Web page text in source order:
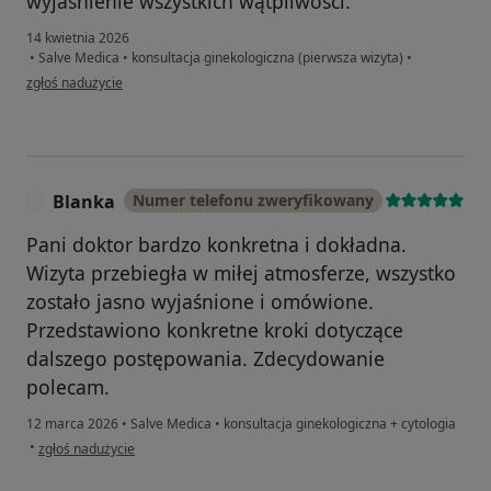
14 kwietnia 2026
• Salve Medica • konsultacja ginekologiczna (pierwsza wizyta) •
w opinii użytkownika Beata
zgłoś nadużycie
Blanka Numer telefonu zweryfikowany
Pani doktor bardzo konkretna i dokładna.
Wizyta przebiegła w miłej atmosferze, wszystko
zostało jasno wyjaśnione i omówione.
Przedstawiono konkretne kroki dotyczące
dalszego postępowania. Zdecydowanie
polecam.
12 marca 2026 • Salve Medica • konsultacja ginekologiczna + cytologia
• w opinii użytkownika Blanka
zgłoś nadużycie